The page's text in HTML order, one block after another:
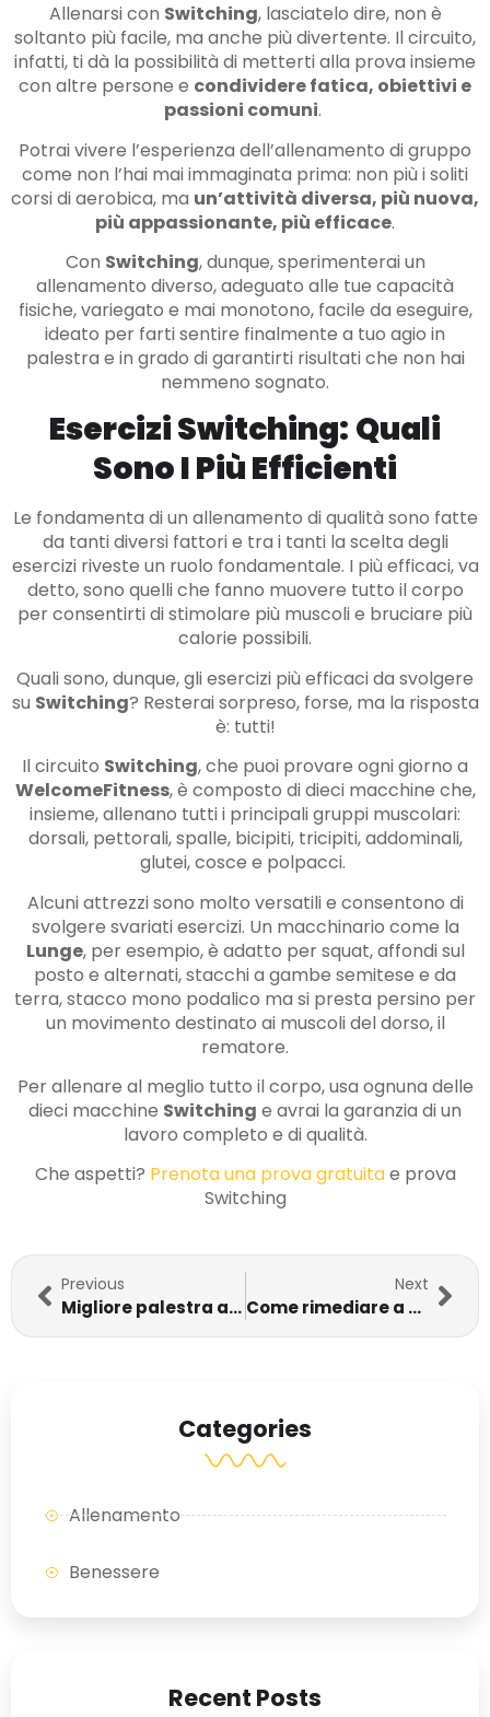
Allenarsi con Switching, lasciatelo dire, non è
soltanto più facile, ma anche più divertente. Il circuito,
infatti, ti dà la possibilità di metterti alla prova insieme
con altre persone e condividere fatica, obiettivi e
passioni comuni.
Potrai vivere l’esperienza dell’allenamento di gruppo
come non l’hai mai immaginata prima: non più i soliti
corsi di aerobica, ma un’attività diversa, più nuova,
più appassionante, più efficace.
Con Switching, dunque, sperimenterai un
allenamento diverso, adeguato alle tue capacità
fisiche, variegato e mai monotono, facile da eseguire,
ideato per farti sentire finalmente a tuo agio in
palestra e in grado di garantirti risultati che non hai
nemmeno sognato.
Esercizi Switching: Quali
Sono I Più Efficienti
Le fondamenta di un allenamento di qualità sono fatte
da tanti diversi fattori e tra i tanti la scelta degli
esercizi riveste un ruolo fondamentale. I più efficaci, va
detto, sono quelli che fanno muovere tutto il corpo
per consentirti di stimolare più muscoli e bruciare più
calorie possibili.
Quali sono, dunque, gli esercizi più efficaci da svolgere
su Switching? Resterai sorpreso, forse, ma la risposta
è: tutti!
Il circuito Switching, che puoi provare ogni giorno a
WelcomeFitness, è composto di dieci macchine che,
insieme, allenano tutti i principali gruppi muscolari:
dorsali, pettorali, spalle, bicipiti, tricipiti, addominali,
glutei, cosce e polpacci.
Alcuni attrezzi sono molto versatili e consentono di
svolgere svariati esercizi. Un macchinario come la
Lunge, per esempio, è adatto per squat, affondi sul
posto e alternati, stacchi a gambe semitese e da
terra, stacco mono podalico ma si presta persino per
un movimento destinato ai muscoli del dorso, il
rematore.
Per allenare al meglio tutto il corpo, usa ognuna delle
dieci macchine Switching e avrai la garanzia di un
lavoro completo e di qualità.
Che aspetti? Prenota una prova gratuitae prova
Switching
Previous
Migliore palestra a Montesilvano: scopri WelcomeFitness
Next
Come rimediare a uno sgarro nella dieta
Categories
Allenamento
Benessere
Recent Posts